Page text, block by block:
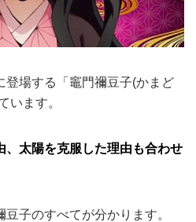
登場する「竈門禰豆子(かまど
います。
、太陽を克服した理由も合わせ
子のすべてが分かります。